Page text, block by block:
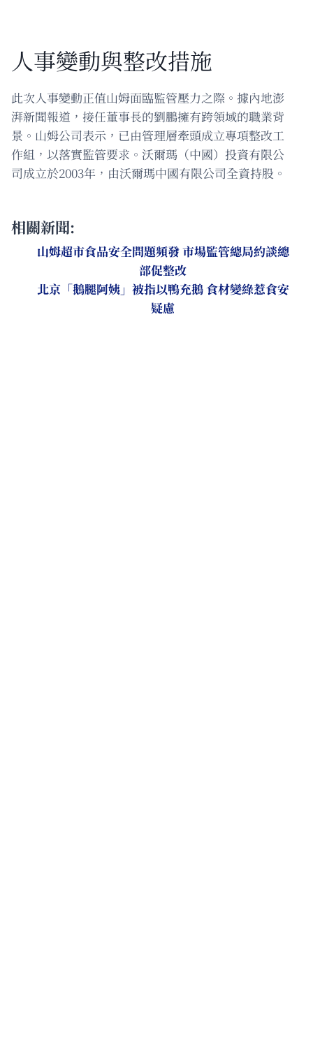
人事變動與整改措施
此次人事變動正值山姆面臨監管壓力之際。據內地澎
湃新聞報道，接任董事長的劉鵬擁有跨領域的職業背
景。山姆公司表示，已由管理層牽頭成立專項整改工
作組，以落實監管要求。沃爾瑪（中國）投資有限公
司成立於2003年，由沃爾瑪中國有限公司全資持股。
相關新聞:
山姆超市食品安全問題頻發 市場監管總局約談總
部促整改
北京「鵝腿阿姨」被指以鴨充鵝 食材變綠惹食安
疑慮